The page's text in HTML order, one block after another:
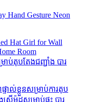
Hand Gesture Neon
ាប់តុបតែងជញ្ជាំង បារ